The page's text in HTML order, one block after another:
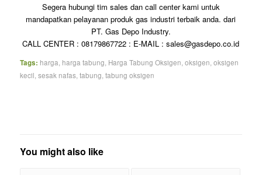
Segera hubungi tim sales dan call center kami untuk
mandapatkan pelayanan produk gas industri terbaik anda. dari
PT. Gas Depo Industry.
CALL CENTER : 08179867722 : E-MAIL : sales@gasdepo.co.id
Tags: harga harga tabung Harga Tabung Oksigen oksigen oksigen
kecil sesak nafas, tabung tabung oksigen
You might also like